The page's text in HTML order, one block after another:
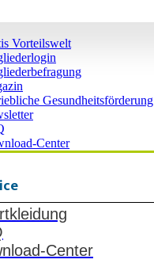
Vorteilswelt
Gesundheitsförderung
Center
Center